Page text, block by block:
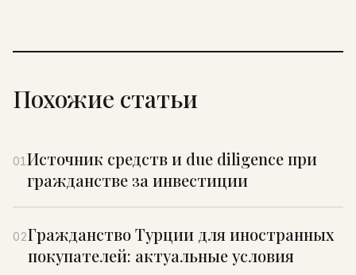
Похожие статьи
01 Источник средств и due diligence при
гражданстве за инвестиции
02Гражданство Турции для иностранных
покупателей: актуальные условия